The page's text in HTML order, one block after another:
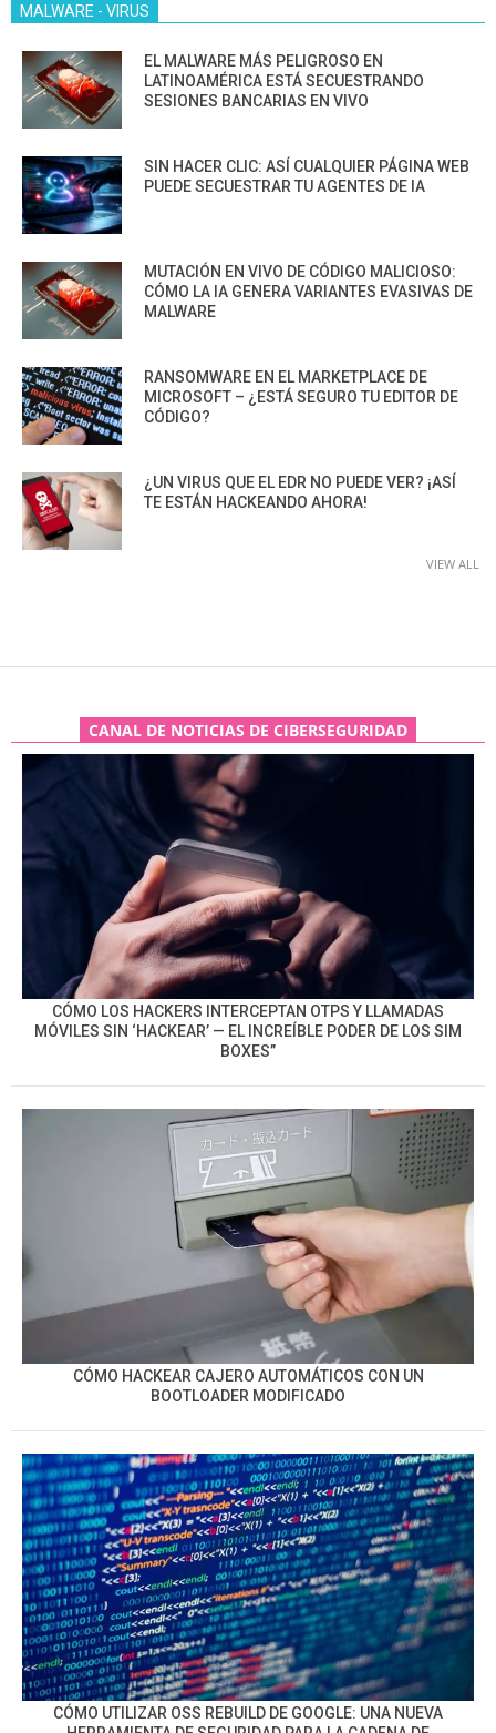
MALWARE - VIRUS
EL MALWARE MÁS PELIGROSO EN
LATINOAMÉRICA ESTÁ SECUESTRANDO
SESIONES BANCARIAS EN VIVO
SIN HACER CLIC: ASÍ CUALQUIER PÁGINA WEB
PUEDE SECUESTRAR TU AGENTES DE IA
MUTACIÓN EN VIVO DE CÓDIGO MALICIOSO:
CÓMO LA IA GENERA VARIANTES EVASIVAS DE
MALWARE
RANSOMWARE EN EL MARKETPLACE DE
MICROSOFT – ¿ESTÁ SEGURO TU EDITOR DE
CÓDIGO?
¿UN VIRUS QUE EL EDR NO PUEDE VER? ¡ASÍ
TE ESTÁN HACKEANDO AHORA!
VIEW ALL
CANAL DE NOTICIAS DE CIBERSEGURIDAD
CÓMO LOS HACKERS INTERCEPTAN OTPS Y LLAMADAS
MÓVILES SIN ‘HACKEAR’ — EL INCREÍBLE PODER DE LOS SIM
BOXES”
CÓMO HACKEAR CAJERO AUTOMÁTICOS CON UN
BOOTLOADER MODIFICADO
CÓMO UTILIZAR OSS REBUILD DE GOOGLE: UNA NUEVA